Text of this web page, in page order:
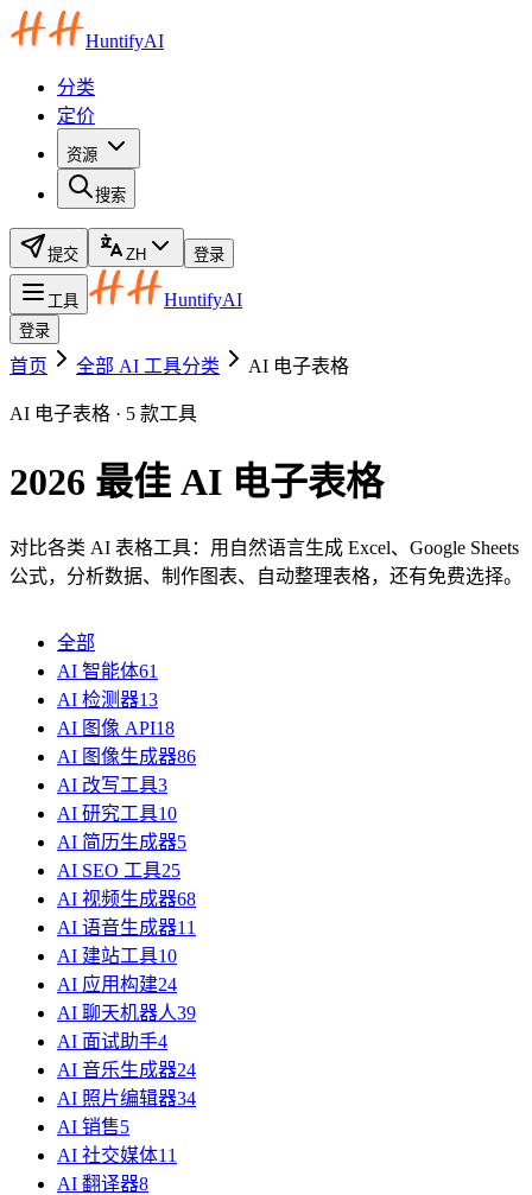
HuntifyAI
分类
定价
资源
搜索
提交 ZH 登录
工具 HuntifyAI
登录
首页 全部 AI 工具分类 AI 电子表格
AI 电子表格 · 5 款工具
2026 最佳 AI 电子表格
对比各类 AI 表格工具：用自然语言生成 Excel、Google Sheets
公式，分析数据、制作图表、自动整理表格，还有免费选择。
全部
AI 智能体61
AI 检测器13
AI 图像 API18
AI 图像生成器86
AI 改写工具3
AI 研究工具10
AI 简历生成器5
AI SEO 工具25
AI 视频生成器68
AI 语音生成器11
AI 建站工具10
AI 应用构建24
AI 聊天机器人39
AI 面试助手4
AI 音乐生成器24
AI 照片编辑器34
AI 销售5
AI 社交媒体11
AI 翻译器8